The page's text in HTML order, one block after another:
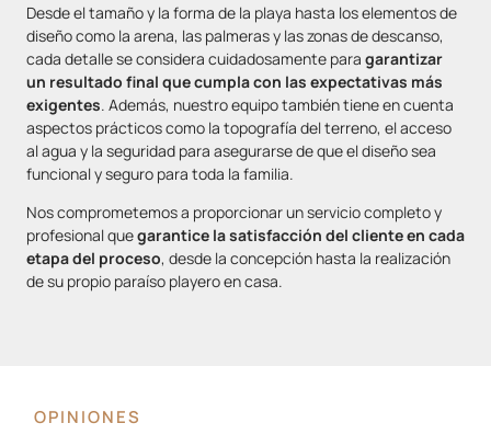
Desde el tamaño y la forma de la playa hasta los elementos de
diseño como la arena, las palmeras y las zonas de descanso,
cada detalle se considera cuidadosamente para garantizar
un resultado final que cumpla con las expectativas más
exigentes. Además, nuestro equipo también tiene en cuenta
aspectos prácticos como la topografía del terreno, el acceso
al agua y la seguridad para asegurarse de que el diseño sea
funcional y seguro para toda la familia.
Nos comprometemos a proporcionar un servicio completo y
profesional quegarantice la satisfacción del cliente en cada
etapa del proceso, desde la concepción hasta la realización
de su propio paraíso playero en casa.
OPINIONES